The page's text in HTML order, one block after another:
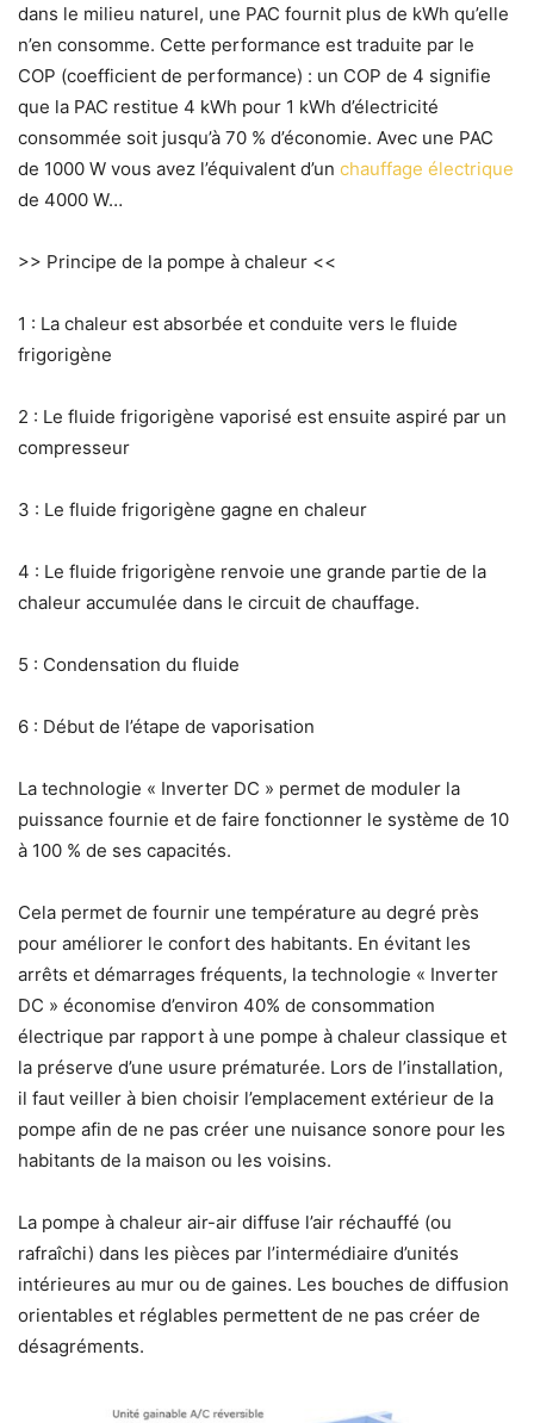
dans le milieu naturel, une PAC fournit plus de kWh qu’elle
n’en consomme. Cette performance est traduite par le
COP (coefficient de performance) : un COP de 4 signifie
que la PAC restitue 4 kWh pour 1 kWh d’électricité
consommée soit jusqu’à 70 % d’économie. Avec une PAC
de 1000 W vous avez l’équivalent d’un chauffage électrique
de 4000 W…
>> Principe de la pompe à chaleur <<
1 : La chaleur est absorbée et conduite vers le fluide
frigorigène
2 : Le fluide frigorigène vaporisé est ensuite aspiré par un
compresseur
3 : Le fluide frigorigène gagne en chaleur
4 : Le fluide frigorigène renvoie une grande partie de la
chaleur accumulée dans le circuit de chauffage.
5 : Condensation du fluide
6 : Début de l’étape de vaporisation
La technologie « Inverter DC » permet de moduler la
puissance fournie et de faire fonctionner le système de 10
à 100 % de ses capacités.
Cela permet de fournir une température au degré près
pour améliorer le confort des habitants. En évitant les
arrêts et démarrages fréquents, la technologie « Inverter
DC » économise d’environ 40% de consommation
électrique par rapport à une pompe à chaleur classique et
la préserve d’une usure prématurée. Lors de l’installation,
il faut veiller à bien choisir l’emplacement extérieur de la
pompe afin de ne pas créer une nuisance sonore pour les
habitants de la maison ou les voisins.
La pompe à chaleur air-air diffuse l’air réchauffé (ou
rafraîchi) dans les pièces par l’intermédiaire d’unités
intérieures au mur ou de gaines. Les bouches de diffusion
orientables et réglables permettent de ne pas créer de
désagréments.